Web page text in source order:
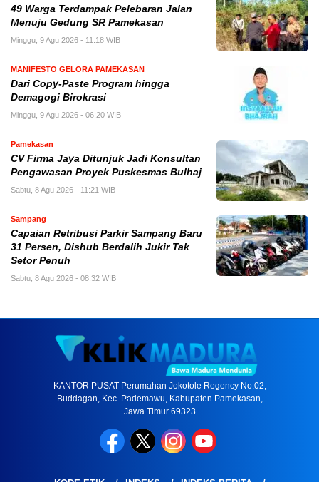
49 Warga Terdampak Pelebaran Jalan
Menuju Gedung SR Pamekasan
Minggu, 9 Agu 2026 - 11:18 WIB
MANIFESTO GELORA PAMEKASAN
Dari Copy-Paste Program hingga
Demagogi Birokrasi
Minggu, 9 Agu 2026 - 06:20 WIB
Pamekasan
CV Firma Jaya Ditunjuk Jadi Konsultan
Pengawasan Proyek Puskesmas Bulhaj
Sabtu, 8 Agu 2026 - 11:21 WIB
Sampang
Capaian Retribusi Parkir Sampang Baru
31 Persen, Dishub Berdalih Jukir Tak
Setor Penuh
Sabtu, 8 Agu 2026 - 08:32 WIB
KANTOR PUSAT Perumahan Jokotole Regency No.02,
Buddagan, Kec. Pademawu, Kabupaten Pamekasan,
Jawa Timur 69323